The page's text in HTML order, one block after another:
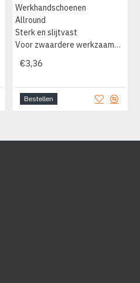
Werkhandschoenen
Allround
Sterk en slijtvast
Voor zwaardere werkzaamheden
€3,36
Bestellen